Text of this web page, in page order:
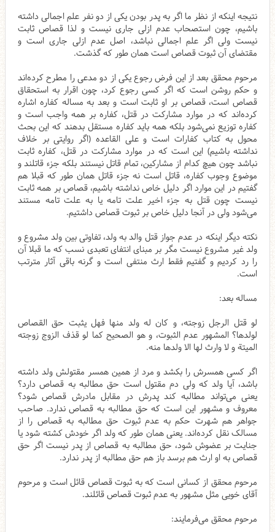
نتیجه اینکه از نظر ما اگر به پدر بودن یکی از دو نفر علم اجمالی داشته
باشیم، چون استصحاب عدم ازلی جاری نیست و لذا قصاص ثابت
نیست ولی اگر علم اجمالی نباشد، اصل عدم ازلی جاری است و
مقتضای آن ثبوت قصاص است همان طور که گذشت.
مرحوم محقق بعد از این فرض رجوع یکی از دو مدعی را مطرح کرده‌اند
و حکم روشن است که اگر کسی رجوع کرد، چون اقرار به استحقاق
قصاص است، قصاص بر او ثابت است و بعد به مساله کفاره اشاره
کرده‌اند که در موارد مشارکت در قتل، کفاره بر همه واجب است و
کفاره توزیع نمی‌شود بلکه همه باید کفاره مستقل بدهند که این بحث
محول به کتاب کفارات است و علی القاعده (اگر روایتی بر خلاف
نداشته باشیم) این است که در موارد مشارکت در قتل، کفاره ثابت
نباشد چون هیچ کدام از مشارکین، تمام قاتل نیستند بلکه جزء قاتلند و
موضوع وجوب کفاره، قاتل است نه جزء قاتل همان طور که قبلا هم
گفتیم در این موارد اگر دلیل خاص نداشته باشیم، قصاص بر همه ثابت
نیست چون قتل به جزء اخیر علت تامه یا به علت تامه مستند
می‌شود ولی در آنجا دلیل خاص بر ثبوت قصاص داشتیم.
نکته دیگر اینکه در عدم جواز قتل والد به ولد، تفاوتی بین ولد مشروع و
ولد غیر مشروع نیست مگر بر مبنای انتفای تعبدی نسب که ما قبلا آن
را رد کردیم و گفتیم فقط ارث منتفی است و گرنه باقی آثار مترتب
است.
مساله بعد:
لو قتل الرجل زوجته، و كان له ولد منها فهل يثبت حق القصاص
لولدها؟ المشهور عدم الثبوت، و هو الصحيح كما لو قذف الزوج زوجته
الميتة و لا وارث لها الا ولدها منه.
اگر کسی همسرش را بکشد و مرد از همین همسر مقتولش ولد داشته
باشد، آیا ولد که ولی دم مقتول است حق مطالبه به قصاص دارد؟
یعنی می‌تواند مطالبه کند پدرش در مقابل مادرش قصاص شود؟
معروف و مشهور این است که حق مطالبه به قصاص ندارد. صاحب
جواهر هم شهرت حکم به عدم ثبوت حق مطالبه به قصاص را از
مسالک نقل کرده‌اند. یعنی همان طور که ولد اگر خودش کشته شود یا
جنایت بر عضوش شود، حق مطالبه به قصاص از پدر نیست اگر حق
قصاص به او ارث هم برسد باز هم حق مطالبه از پدر ندارد.
مرحوم محقق از کسانی است که به ثبوت قصاص قائل است و مرحوم
آقای خویی مثل مشهور به عدم ثبوت قصاص قائلند.
مرحوم محقق می‌فرمایند: